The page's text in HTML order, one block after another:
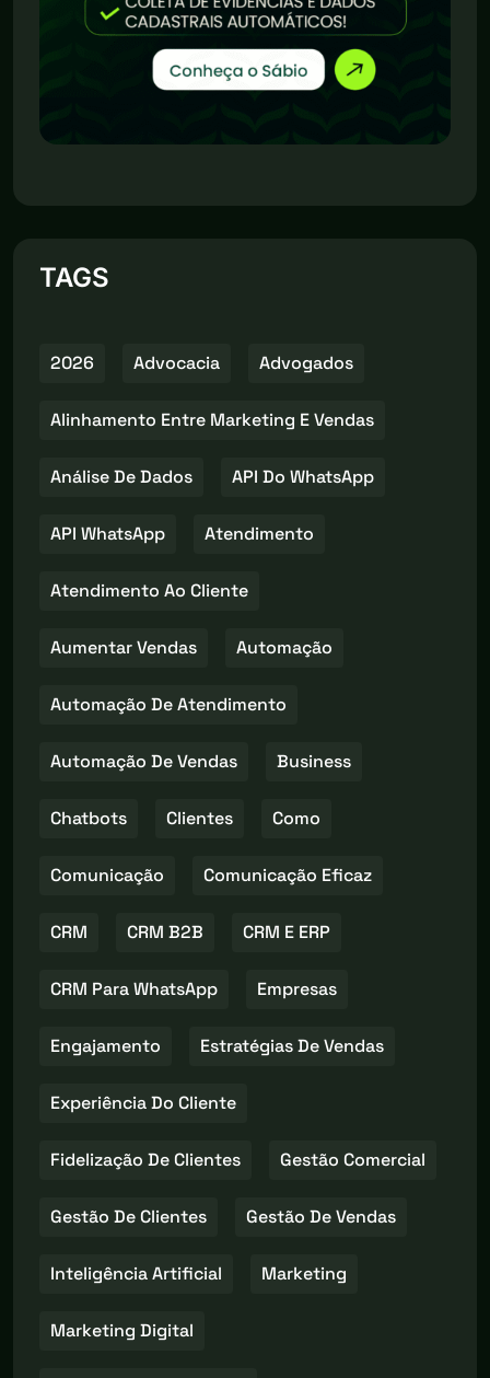
TAGS
2026 Advocacia Advogados
Alinhamento Entre Marketing E Vendas
Análise De Dados API Do WhatsApp
API WhatsApp Atendimento
Atendimento Ao Cliente
Aumentar Vendas Automação
Automação De Atendimento
Automação De Vendas Business
Chatbots Clientes Como
Comunicação Comunicação Eficaz
CRM CRM B2B CRM E ERP
CRM Para WhatsApp Empresas
Engajamento Estratégias De Vendas
Experiência Do Cliente
Fidelização De Clientes Gestão Comercial
Gestão De Clientes Gestão De Vendas
Inteligência Artificial Marketing
Marketing Digital